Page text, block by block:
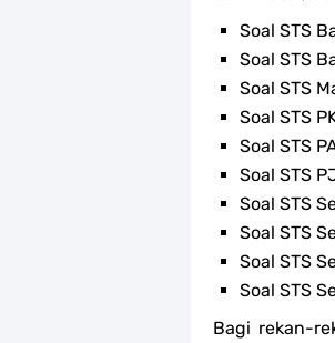
Soal STS
Soal STS
Soal STS
Soal STS
Soal STS
Soal STS
Soal STS
Soal STS
Soal STS
Soal STS
Bagi rekan-